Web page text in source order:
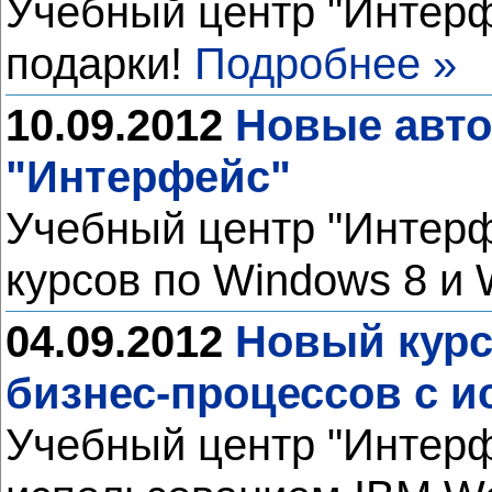
Учебный центр
подарки! Подробнее »
10.09.2012 Новые
"Интерфейс"
Учебный центр
курсов по Windows 8
04.09.2012 Новый
бизнес-процессов с
Учебный центр